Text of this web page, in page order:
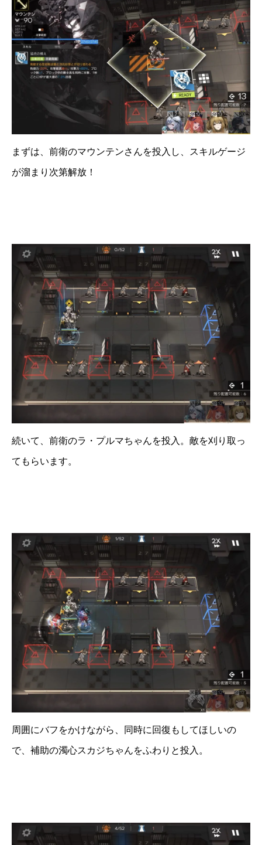
まずは、前衛のマウンテンさんを投入し、スキルゲージ
が溜まり次第解放！
続いて、前衛のラ・プルマちゃんを投入。敵を刈り取っ
てもらいます。
周囲にバフをかけながら、同時に回復もしてほしいの
で、補助の濁心スカジちゃんをふわりと投入。